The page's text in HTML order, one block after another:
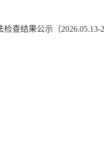
查结果公示（2026.05.13-